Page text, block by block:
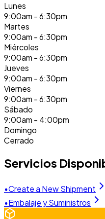
Lunes
9:00am - 6:30pm
Martes
9:00am - 6:30pm
Miércoles
9:00am - 6:30pm
Jueves
9:00am - 6:30pm
Viernes
9:00am - 6:30pm
Sábado
9:00am - 4:00pm
Domingo
Cerrado
Servicios
•Create a New Shipment
•Embalaje y Suministros